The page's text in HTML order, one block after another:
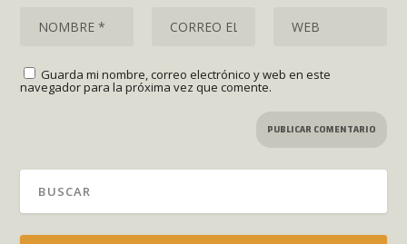
Guarda mi nombre, correo electrónico y web en este
navegador para la próxima vez que comente.